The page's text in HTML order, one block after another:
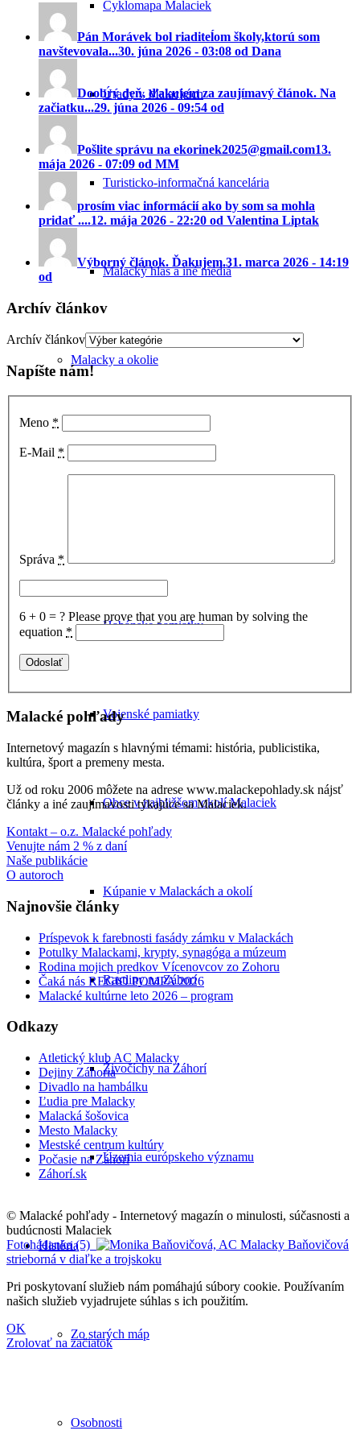
Cyklomapa Malaciek
Úrady v Malackách
Turisticko-informačná kancelária
Malacký hlas a iné médiá
Malacky a okolie
Habánske pamiatky
Vojenské pamiatky
Obce v najbližšom okolí Malaciek
Kúpanie v Malackách a okolí
Rastliny na Záhorí
Živočíchy na Záhorí
Územia európskeho významu
História
Zo starých máp
Osobnosti
Pán Morávek bol riaditeĺom školy,ktorú som
navštevovala...30. júna 2026 - 03:08 od Dana
Doobrý deň, ďakujem za zaujímavý článok. Na
začiatku...29. júna 2026 - 09:54 od
Pošlite správu na ekorinek2025@gmail.com13.
mája 2026 - 07:09 od MM
prosím viac informácií ako by som sa mohla
pridať ....12. mája 2026 - 22:20 od Valentina Liptak
Výborný článok. Ďakujem.31. marca 2026 - 14:19
od
Archív článkov
Archív článkov
Napíšte nám!
Meno *
E-Mail *
Správa *
6 + 0 = ? Please prove that you are human by solving the
equation *
Malacké pohľady
Internetový magazín s hlavnými témami: história, publicistika,
kultúra, šport a premeny mesta.
Už od roku 2006 môžete na adrese www.malackepohlady.sk nájsť
články a iné zaujímavosti týkajúce sa Malaciek.
Kontakt – o.z. Malacké pohľady
Venujte nám 2 % z daní
Naše publikácie
O autoroch
Najnovšie články
Príspevok k farebnosti fasády zámku v Malackách
Potulky Malackami, krypty, synagóga a múzeum
Rodina mojich predkov Vícenovcov zo Zohoru
Čaká nás REGIO POMPA 2026
Malacké kultúrne leto 2026 – program
Odkazy
Atletický klub AC Malacky
Dejiny Záhoria
Divadlo na hambálku
Ľudia pre Malacky
Malacká šošovica
Mesto Malacky
Mestské centrum kultúry
Počasie na Záhorí
Záhorí.sk
© Malacké pohľady - Internetový magazín o minulosti, súčasnosti a
budúcnosti Malaciek
Fotohádanka (5)
Baňovičová
strieborná v diaľke a trojskoku
Pri poskytovaní služieb nám pomáhajú súbory cookie. Používaním
našich služieb vyjadrujete súhlas s ich použitím.
OK
Zrolovať na začiatok